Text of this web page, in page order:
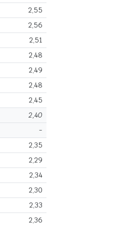
2,55
2,56
2,51
2,48
2,49
2,48
2,45
2,40
-
2,35
2,29
2,34
2,30
2,33
2,36